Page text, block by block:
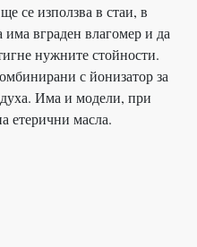
се използва в стаи, в
вграден влагомер и да
нужните стойности.
с йонизатор за
Има и модели, при
етерични масла.